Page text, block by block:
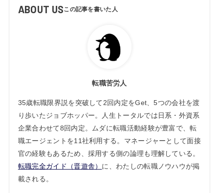
ABOUT US
転職苦労人
35歳転職限界説を突破して2回内定をGet、5つの会社を渡
り歩いたジョブホッパー。人生トータルでは日系・外資系
企業合わせて8回内定。ムダに転職活動経験が豊富で、転
職エージェントを11社利用する。マネージャーとして面接
官の経験もあるため、採用する側の論理も理解している。
転職完全ガイド（晋遊舎） に、わたしの転職ノウハウが掲
載される。